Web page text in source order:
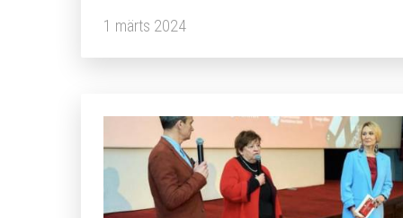
ordeniga autasustamise tseremoonial, mille andis Ukraina…
1 märts 2024